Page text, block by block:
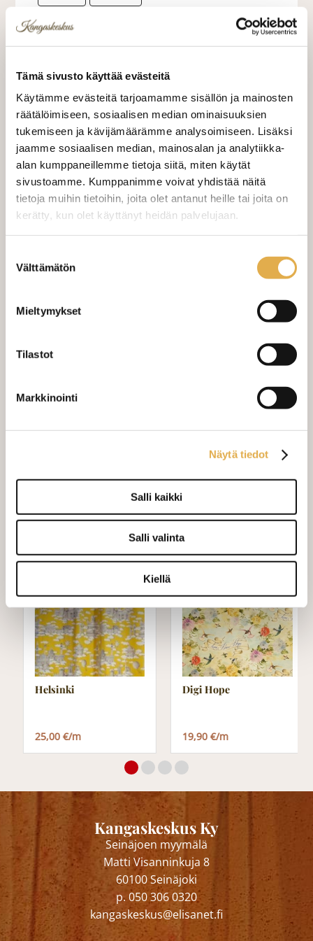
Tämä sivusto käyttää evästeitä
Käytämme evästeitä tarjoamamme sisällön ja mainosten
räätälöimiseen, sosiaalisen median ominaisuuksien
tukemiseen ja kävijämäärämme analysoimiseen. Lisäksi
jaamme sosiaalisen median, mainosalan ja analytiikka-
alan kumppaneillemme tietoja siitä, miten käytät
sivustoamme. Kumppanimme voivat yhdistää näitä
tietoja muihin tietoihin, joita olet antanut heille tai joita on
kerätty, kun olet käyttänyt heidän palvelujaan.
valinta
Välttämätön
Mieltymykset
Tilastot
Markkinointi
Näytä tiedot
Salli kaikki
Salli valinta
Kiellä
Tilaa näytepala kankaasta
Näytepalan hinta 1,50 €. Koko n. 10x10 cm.
Valitse mukaan ompelupalvelu
(sis. työn ja tarvikkeet)
VERHOJEN MÄÄRÄ:
Suoraverho leveys 150 cm + 22,00 €
+ 27,00 €
+ 28,00 €
ommeltavan jotain muuta niin ota
yhteyttä kangaskeskus@elisanet.fi
Helsinki
25,00 €/m
Digi Hope
19,90 €/m
Kangaskeskus Ky
Seinäjoen myymälä
Matti Visanninkuja 8
60100 Seinäjoki
p. 050 306 0320
kangaskeskus@elisanet.fi